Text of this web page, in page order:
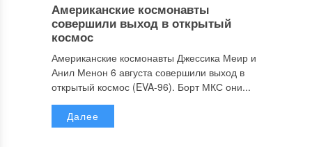
Американские космонавты
совершили выход в открытый
космос
Американские космонавты Джессика Меир и
Анил Менон 6 августа совершили выход в
открытый космос (EVA-96). Борт МКС они...
Далее